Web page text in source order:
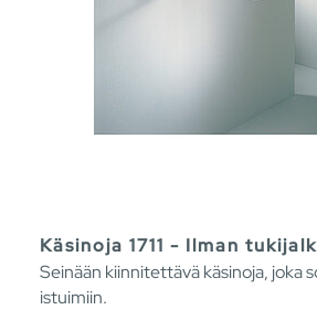
Käsinoja 1711 - Ilman
Seinään kiinnitettävä käsinoja, joka
istuimiin.